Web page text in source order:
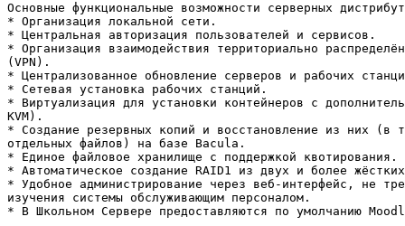
Основные функциональные возможности серверных
* Организация локальной сети.
* Центральная авторизация пользователей и сервисов.
* Организация взаимодействия территориально
(VPN).
* Централизованное обновление серверов и рабочих
* Сетевая установка рабочих станций.
* Виртуализация для установки контейнеров c
KVM).
* Создание резервных копий и восстановление из них (в
отдельных файлов) на базе Bacula.
* Единое файловое хранилище c поддержкой квотирования.
* Автоматическое создание RAID1 из двух и более
* Удобное администрирование через веб-интерфейс, не
изучения системы обслуживающим персоналом.
* В Школьном Сервере предоставляются по умолчанию